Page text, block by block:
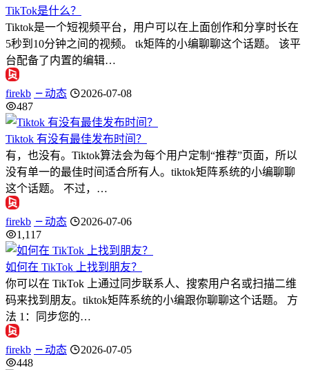
TikTok是什么？
Tiktok是一个短视频平台，用户可以在上面创作和分享时长在
5秒到10分钟之间的视频。 tk矩阵的小编聊聊这个话题。 该平
台配备了内置的编辑…
firekb 动态
2026-07-08
487
Tiktok 有没有最佳发布时间？
有，也没有。Tiktok算法会为每个用户定制“推荐”页面，所以
没有单一的最佳时间适合所有人。tiktok矩阵系统的小编聊聊
这个话题。 不过，…
firekb 动态
2026-07-06
1,117
如何在 TikTok 上找到朋友？
你可以在 TikTok 上通过同步联系人、搜索用户名或扫描二维
码来找到朋友。tiktok矩阵系统的小编跟你聊聊这个话题。 方
法 1：同步您的…
firekb 动态
2026-07-05
448